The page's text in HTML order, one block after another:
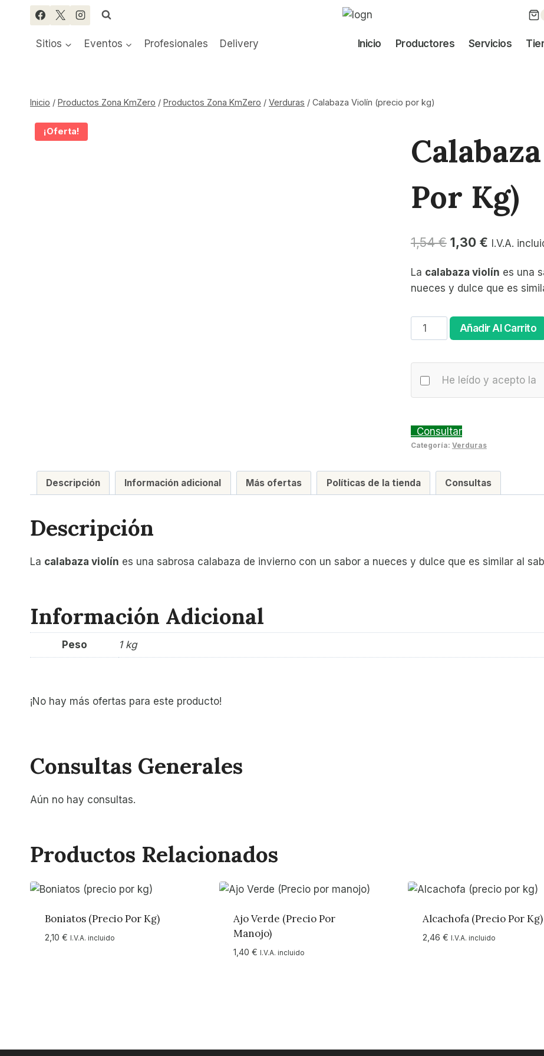
contenidoSitios Eventos Profesionales Delivery Inicio Productores Servicios
Inicio / Productos Zona KmZero / Productos Zona KmZero / Verduras / Calabaza Violín (precio por kg)
¡Oferta!
Por Kg)
1,54€ El
original
1,54 €.
1,30 €El
1,30 €.
I.V.A.
La calabaza violín es una
nueces y dulce que es
Calabaza
Violín
kg)
Añadir Al Carrito
He leído y acepto la
Consultar
Categoría: Verduras
Descripción Información adicional Más ofertas Políticas de la tienda Consultas
Descripción
La calabaza violín es una sabrosa calabaza de invierno con un sabor a nueces y dulce que es similar al
Información Adicional
Peso 1 kg
¡No hay más ofertas para este producto!
Consultas Generales
Aún no hay consultas.
Productos Relacionados
Boniatos (precio Por Kg)
2,10 € I.V.A. incluido
Ajo Verde (Precio Por
Manojo)
1,40 € I.V.A. incluido
Alcachofa (precio Por Kg)
2,46 € I.V.A. incluido